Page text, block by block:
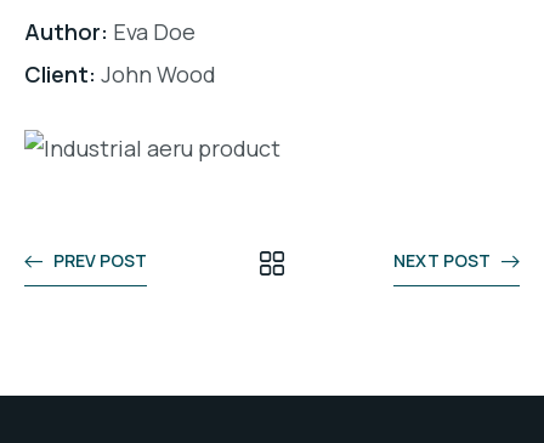
Author: Eva Doe
Client: John Wood
PREV POST NEXT POST